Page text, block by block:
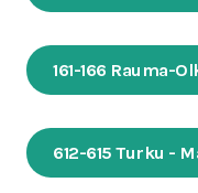
161-166 Rauma-
612-615 Turku -